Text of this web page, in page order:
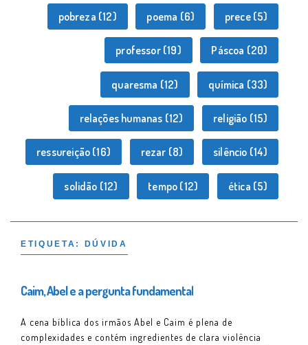
pobreza (12) poema (6) prece(5)
professor(19) Páscoa (20)
quaresma (12) química (33)
relações humanas (12) religião (15)
ressureição (16) rezar (8) silêncio (14)
solidão (12) tempo (12) ética (5)
ETIQUETA: DÚVIDA
Caim, Abel e a pergunta fundamental
A cena bíblica dos irmãos Abel e Caim é plena de
complexidades e contém ingredientes de clara violência